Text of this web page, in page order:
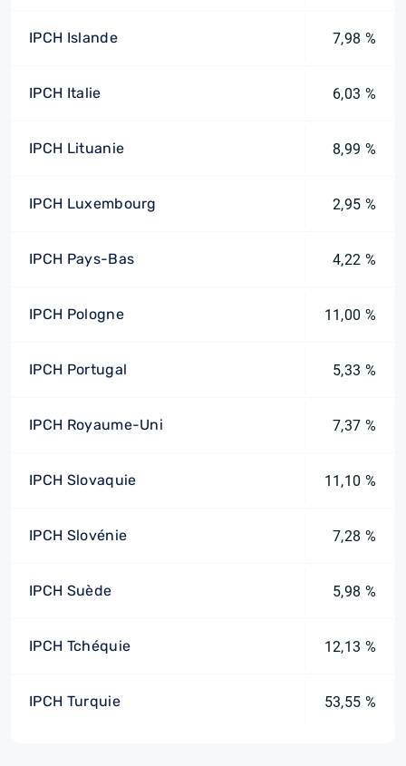
IPCH Islande 7,98 %
IPCH Italie 6,03 %
IPCH Lituanie 8,99 %
IPCH Luxembourg 2,95 %
IPCH Pays-Bas 4,22 %
IPCH Pologne 11,00 %
IPCH Portugal 5,33 %
IPCH Royaume-Uni 7,37 %
IPCH Slovaquie 11,10 %
IPCH Slovénie 7,28 %
IPCH Suède 5,98 %
IPCH Tchéquie 12,13 %
IPCH Turquie 53,55 %